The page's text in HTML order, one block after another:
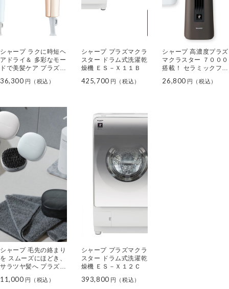
シャープ ラクに時短ヘ
アドライ＆ 多彩なモー
ドで美髪ケア プラズマ
ロードライヤー ＩＢ－
36,300
シャープ プラズマクラ
スター ドラム式洗濯乾
燥機 ＥＳ－Ｘ１１Ｂ
425,700
シャープ 高濃度プラズ
マクラスター ７０００
搭載！ セラミックファ
１
26,800
シャープ 毛先の絡まり
を スムーズにほどき、
サラツヤ髪へ プラズマ
ＩＢ－Ｂ１
11,000
シャープ プラズマクラ
スター ドラム式洗濯乾
燥機 ＥＳ－Ｘ１２Ｃ
393,800